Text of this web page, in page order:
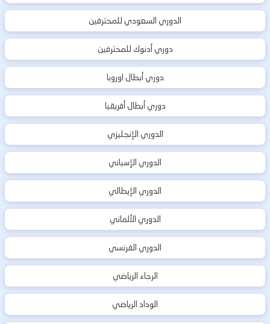
الدوري السعودي للمحترفين
دوري أدنوك للمحترفين
دوري أبطال اوروبا
دوري أبطال أفريقيا
الدوري الإنجليزي
الدوري الإسباني
الدوري الإيطالي
الدوري الألماني
الدوري الفرنسي
الرجاء الرياضي
الوداد الرياضي